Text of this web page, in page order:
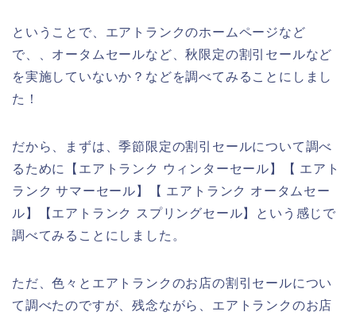
ということで、エアトランクのホームページなど
で、、オータムセールなど、秋限定の割引セールなど
を実施していないか？などを調べてみることにしまし
た！
だから、まずは、季節限定の割引セールについて調べ
るために【エアトランク ウィンターセール】【 エアト
ランク サマーセール】【 エアトランク オータムセー
ル】【エアトランク スプリングセール】という感じで
調べてみることにしました。
ただ、色々とエアトランクのお店の割引セールについ
て調べたのですが、残念ながら、エアトランクのお店